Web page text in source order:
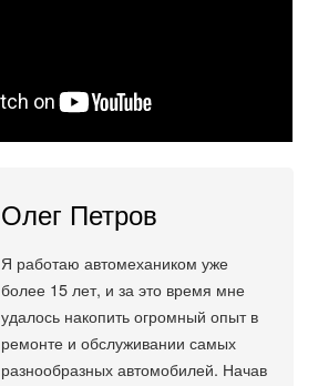
Олег Петров
Я работаю автомехаником уже
более 15 лет, и за это время мне
удалось накопить огромный опыт в
ремонте и обслуживании самых
разнообразных автомобилей. Начав